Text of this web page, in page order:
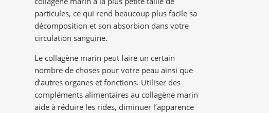
particules, ce qui rend beaucoup plus facile sa
décomposition et son absorbion dans votre
circulation sanguine.
Le collagène marin peut faire un certain
nombre de choses pour votre peau ainsi que
d’autres organes et fonctions. Utiliser des
compléments alimentaires au collagène marin
aide à réduire les rides, diminuer l’apparence